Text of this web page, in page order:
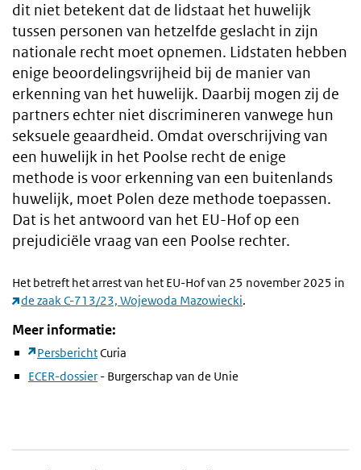
dit niet betekent dat de lidstaat het huwelijk
tussen personen van hetzelfde geslacht in zijn
nationale recht moet opnemen. Lidstaten hebben
enige beoordelingsvrijheid bij de manier van
erkenning van het huwelijk. Daarbij mogen zij de
partners echter niet discrimineren vanwege hun
seksuele geaardheid. Omdat overschrijving van
een huwelijk in het Poolse recht de enige
methode is voor erkenning van een buitenlands
huwelijk, moet Polen deze methode toepassen.
Dat is het antwoord van het EU-Hof op een
prejudiciële vraag van een Poolse rechter.
Het betreft het arrest van het EU-Hof van 25 november 2025 in
de zaak C-713/23, Wojewoda Mazowiecki.
Meer informatie:
PersberichtCuria
ECER-dossier - Burgerschap van de Unie